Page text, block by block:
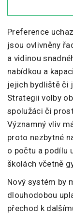
Preference
jsou ovlivněny
a vidinou
nabídkou a
jejich bydliště či
Strategii volby
spolužáci či
Významný vliv
proto nezbytné
o počtu a podílu
školách včetně
Nový systém by
dlouhodobou
přechod k